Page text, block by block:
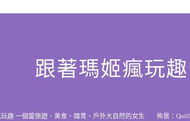
跟著瑪姬瘋玩趣
趣 一個愛旅遊、美食、踏青、戶外大自然的女生 佈景： Quill